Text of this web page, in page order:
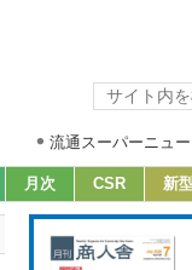
流通スーパーニュ
月次 CSR 新